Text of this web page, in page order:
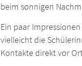
beim sonnigen
Ein paar
vielleicht die
Kontakte direkt vor